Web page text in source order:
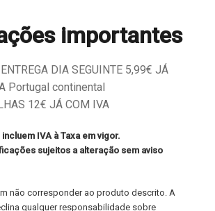
importantes
DIA SEGUINTE 5,99€ JÁ
Portugal continental
12€ JÁ COM IVA
IVA à Taxa em vigor.
sujeitos a alteração sem aviso
não corresponder ao produto descrito. A
qualquer responsabilidade sobre